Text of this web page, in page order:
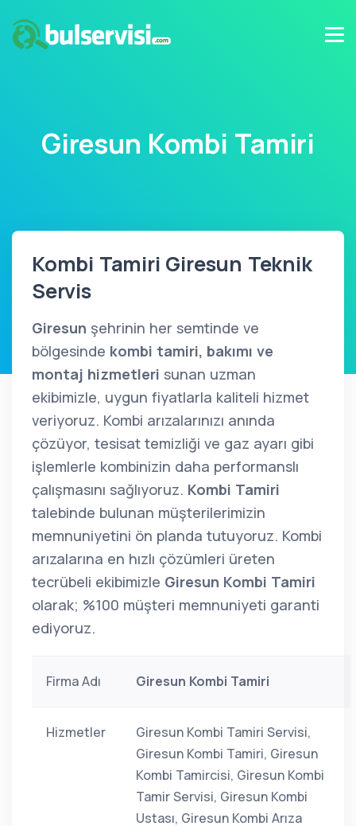
Giresun Kombi Tamiri
Kombi Tamiri Giresun Teknik
Servis
Giresun şehrinin her semtinde ve
bölgesinde kombi tamiri, bakımı ve
montaj hizmetleri sunan uzman
ekibimizle, uygun fiyatlarla kaliteli hizmet
veriyoruz. Kombi arızalarınızı anında
çözüyor, tesisat temizliği ve gaz ayarı gibi
işlemlerle kombinizin daha performanslı
çalışmasını sağlıyoruz. Kombi Tamiri
talebinde bulunan müşterilerimizin
memnuniyetini ön planda tutuyoruz. Kombi
arızalarına en hızlı çözümleri üreten
tecrübeli ekibimizle Giresun Kombi Tamiri
olarak; %100 müşteri memnuniyeti garanti
ediyoruz.
Firma Adı Giresun Kombi Tamiri
Hizmetler
Giresun Kombi Tamiri Servisi,
Giresun Kombi Tamiri, Giresun
Kombi Tamircisi, Giresun Kombi
Tamir Servisi, Giresun Kombi
Ustası, Giresun Kombi Arıza